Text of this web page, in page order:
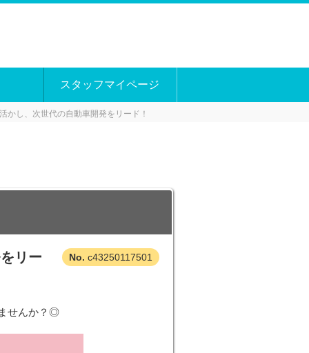
スタッフマイページ
し、次世代の自動車開発をリード！
c43250117501
リー
せんか？◎